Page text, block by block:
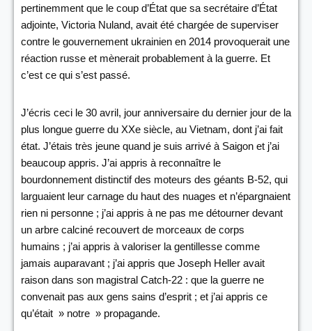
pertinemment que le coup d’État que sa secrétaire d’État
adjointe, Victoria Nuland, avait été chargée de superviser
contre le gouvernement ukrainien en 2014 provoquerait une
réaction russe et mènerait probablement à la guerre. Et
c’est ce qui s’est passé.
J’écris ceci le 30 avril, jour anniversaire du dernier jour de la
plus longue guerre du XXe siècle, au Vietnam, dont j’ai fait
état. J’étais très jeune quand je suis arrivé à Saigon et j’ai
beaucoup appris. J’ai appris à reconnaître le
bourdonnement distinctif des moteurs des géants B-52, qui
larguaient leur carnage du haut des nuages et n’épargnaient
rien ni personne ; j’ai appris à ne pas me détourner devant
un arbre calciné recouvert de morceaux de corps
humains ; j’ai appris à valoriser la gentillesse comme
jamais auparavant ; j’ai appris que Joseph Heller avait
raison dans son magistral Catch-22 : que la guerre ne
convenait pas aux gens sains d’esprit ; et j’ai appris ce
qu’était » notre » propagande.